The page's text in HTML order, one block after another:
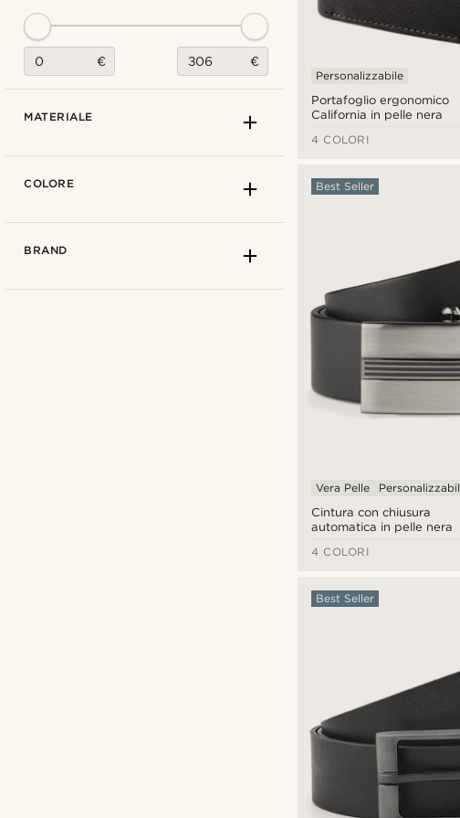
Portafoglio ergonomico
California in pelle nera
Personalizzabile
4 COLORI
Cintura con chiusura
automatica in pelle nera
Best Seller
Vera Pelle
4 COLORI
Best Seller
€ €
MATERIALE
COLORE
BRAND